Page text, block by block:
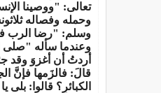
تعالى: "ووصينا
وحمله وفصاله ثلاث
وسلم: "رضا الرب
وعندما سأله "صلى
أردتُ أن أغزوَ
قالَ: فالزَمها فإنَّ
الكبائرِ؟ قالوا: